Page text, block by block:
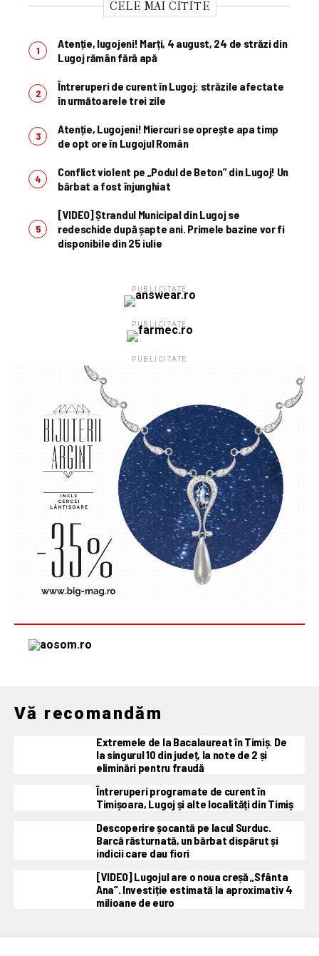
CELE MAI CITITE
Atenție, lugojeni! Marți, 4 august, 24 de străzi din
Lugoj rămân fără apă
Întreruperi de curent în Lugoj: străzile afectate
în următoarele trei zile
Atenție, Lugojeni! Miercuri se oprește apa timp
de opt ore în Lugojul Român
Conflict violent pe „Podul de Beton” din Lugoj! Un
bărbat a fost înjunghiat
[VIDEO] Ștrandul Municipal din Lugoj se
redeschide după șapte ani. Primele bazine vor fi
disponibile din 25 iulie
PUBLICITATE
PUBLICITATE
PUBLICITATE
Vă recomandăm
Extremele de la Bacalaureat în Timiș. De
la singurul 10 din județ, la note de 2 și
eliminări pentru fraudă
Întreruperi programate de curent în
Timișoara, Lugoj și alte localități din Timiș
Descoperire șocantă pe lacul Surduc.
Barcă răsturnată, un bărbat dispărut și
indicii care dau fiori
[VIDEO] Lugojul are o noua creșă „Sfânta
Ana”. Investiție estimată la aproximativ 4
milioane de euro